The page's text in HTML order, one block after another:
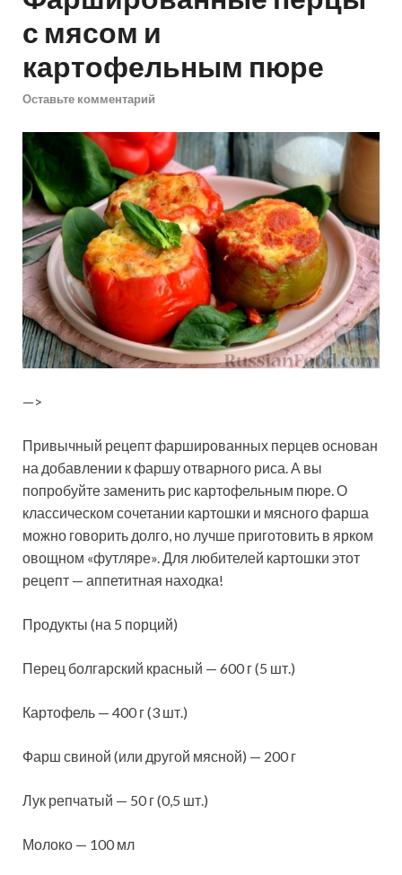
с мясом и
картофельным пюре
Оставьте комментарий
—>
Привычный рецепт фаршированных перцев основан
на добавлении к фаршу отварного риса. А вы
попробуйте заменить рис картофельным пюре. О
классическом сочетании картошки и мясного фарша
можно говорить долго, но лучше приготовить в ярком
овощном «футляре». Для любителей картошки этот
рецепт — аппетитная находка!
Продукты (на 5 порций)
Перец болгарский красный — 600 г (5 шт.)
Картофель — 400 г (3 шт.)
Фарш свиной (или другой мясной) — 200 г
Лук репчатый — 50 г (0,5 шт.)
Молоко — 100 мл